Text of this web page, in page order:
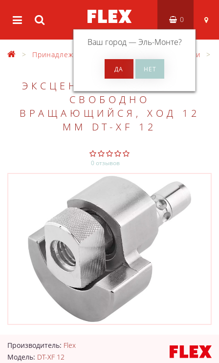
Ваш город —Эль-Монте?
0
Принадлежности Разные принадлежности
АДАПТЕР
ЭКСЦЕНТРИКОВЫЙ FLEX
СВОБОДНО
ВРАЩАЮЩИЙСЯ, ХОД 12
ММ DT-XF 12
0 отзывов
Производитель: Flex
Модель: DT-XF 12